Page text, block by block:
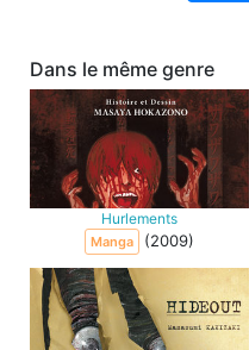
Dans le même genre
Hurlements
Manga (2009)